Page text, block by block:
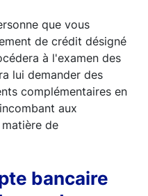
que vous
de crédit désigné
à l'examen des
lui demander des
complémentaires en
aux
de
bancaire